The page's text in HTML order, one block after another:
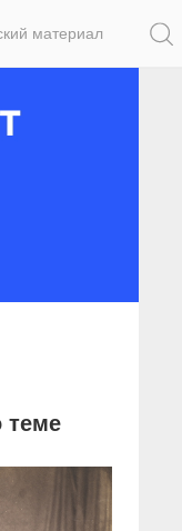
материал
теме